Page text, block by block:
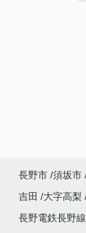
長野市 須坂市
吉田 大字高梨
長野電鉄長野線